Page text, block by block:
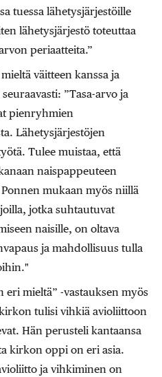
tuessa lähetysjärjestöille
lähetysjärjestö toteuttaa
periaatteita.”
väitteen kanssa ja
”Tasa-arvo ja
pienryhmien
Lähetysjärjestöjen
Tulee muistaa, että
naispappeuteen
mukaan myös niillä
jotka suhtautuvat
naisille, on oltava
ja mahdollisuus tulla
eri mieltä” -vastauksen myös
tulisi vihkiä avioliittoon
Hän perusteli kantaansa
kirkon oppi on eri asia.
ja vihkiminen on